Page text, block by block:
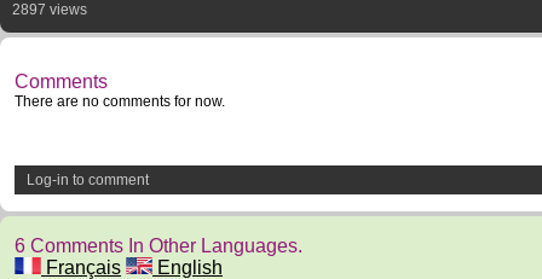
2897 views
Comments
There are no comments for now.
Log-in to comment
6 Comments In Other Languages.
Français
English